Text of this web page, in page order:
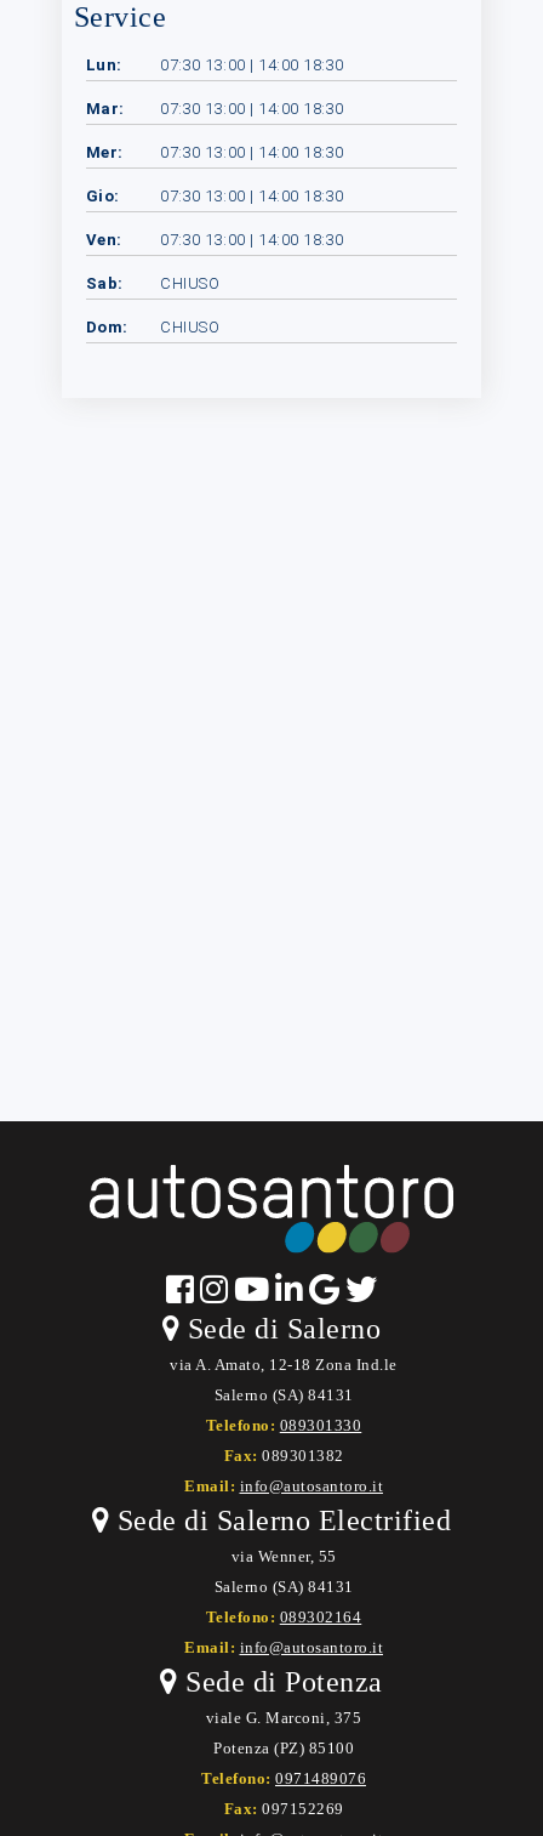
Service
Lun: 07:30 13:00 | 14:00 18:30
Mar: 07:30 13:00 | 14:00 18:30
Mer: 07:30 13:00 | 14:00 18:30
Gio: 07:30 13:00 | 14:00 18:30
Ven: 07:30 13:00 | 14:00 18:30
Sab: CHIUSO
Dom: CHIUSO
Sede di Salerno
via A. Amato, 12-18 Zona Ind.le
Salerno (SA) 84131
Telefono: 089301330
Fax: 089301382
Email: info@autosantoro.it
Sede di Salerno Electrified
via Wenner, 55
Salerno (SA) 84131
Telefono: 089302164
Email: info@autosantoro.it
Sede di Potenza
viale G. Marconi, 375
Potenza (PZ) 85100
Telefono: 0971489076
Fax: 097152269